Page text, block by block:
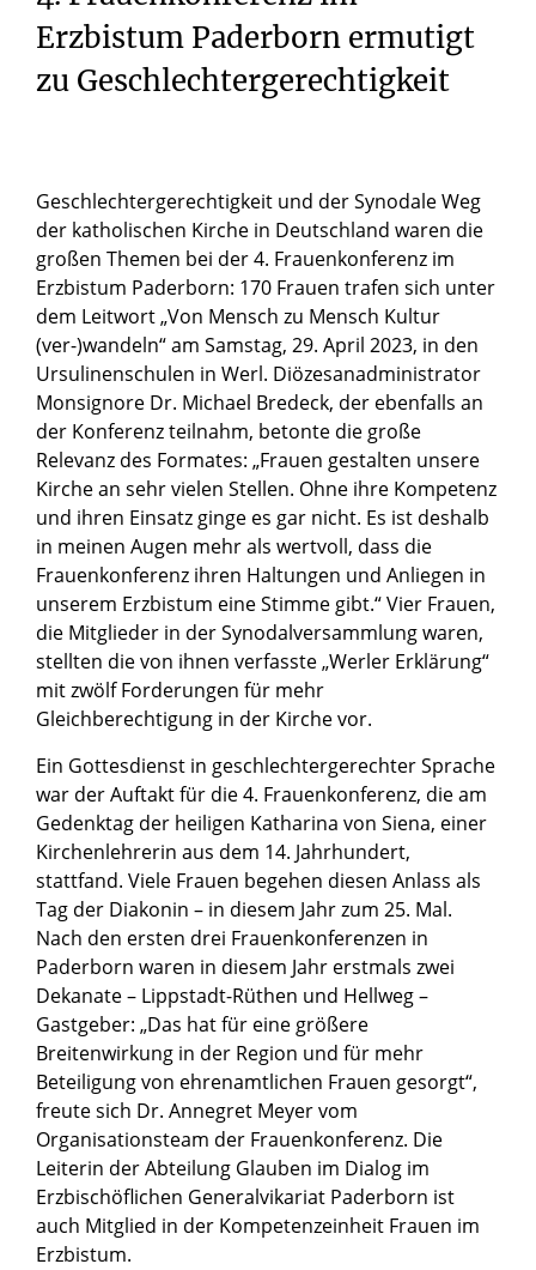
Erzbistum Paderborn ermutigt
zu Geschlechtergerechtigkeit
Geschlechtergerechtigkeit und der Synodale Weg
der katholischen Kirche in Deutschland waren die
großen Themen bei der 4. Frauenkonferenz im
Erzbistum Paderborn: 170 Frauen trafen sich unter
dem Leitwort „Von Mensch zu Mensch Kultur
(ver-)wandeln“ am Samstag, 29. April 2023, in den
Ursulinenschulen in Werl. Diözesanadministrator
Monsignore Dr. Michael Bredeck, der ebenfalls an
der Konferenz teilnahm, betonte die große
Relevanz des Formates: „Frauen gestalten unsere
Kirche an sehr vielen Stellen. Ohne ihre Kompetenz
und ihren Einsatz ginge es gar nicht. Es ist deshalb
in meinen Augen mehr als wertvoll, dass die
Frauenkonferenz ihren Haltungen und Anliegen in
unserem Erzbistum eine Stimme gibt.“ Vier Frauen,
die Mitglieder in der Synodalversammlung waren,
stellten die von ihnen verfasste „Werler Erklärung“
mit zwölf Forderungen für mehr
Gleichberechtigung in der Kirche vor.
Ein Gottesdienst in geschlechtergerechter Sprache
war der Auftakt für die 4. Frauenkonferenz, die am
Gedenktag der heiligen Katharina von Siena, einer
Kirchenlehrerin aus dem 14. Jahrhundert,
stattfand. Viele Frauen begehen diesen Anlass als
Tag der Diakonin – in diesem Jahr zum 25. Mal.
Nach den ersten drei Frauenkonferenzen in
Paderborn waren in diesem Jahr erstmals zwei
Dekanate – Lippstadt-Rüthen und Hellweg –
Gastgeber: „Das hat für eine größere
Breitenwirkung in der Region und für mehr
Beteiligung von ehrenamtlichen Frauen gesorgt“,
freute sich Dr. Annegret Meyer vom
Organisationsteam der Frauenkonferenz. Die
Leiterin der Abteilung Glauben im Dialog im
Erzbischöflichen Generalvikariat Paderborn ist
auch Mitglied in der Kompetenzeinheit Frauen im
Erzbistum.